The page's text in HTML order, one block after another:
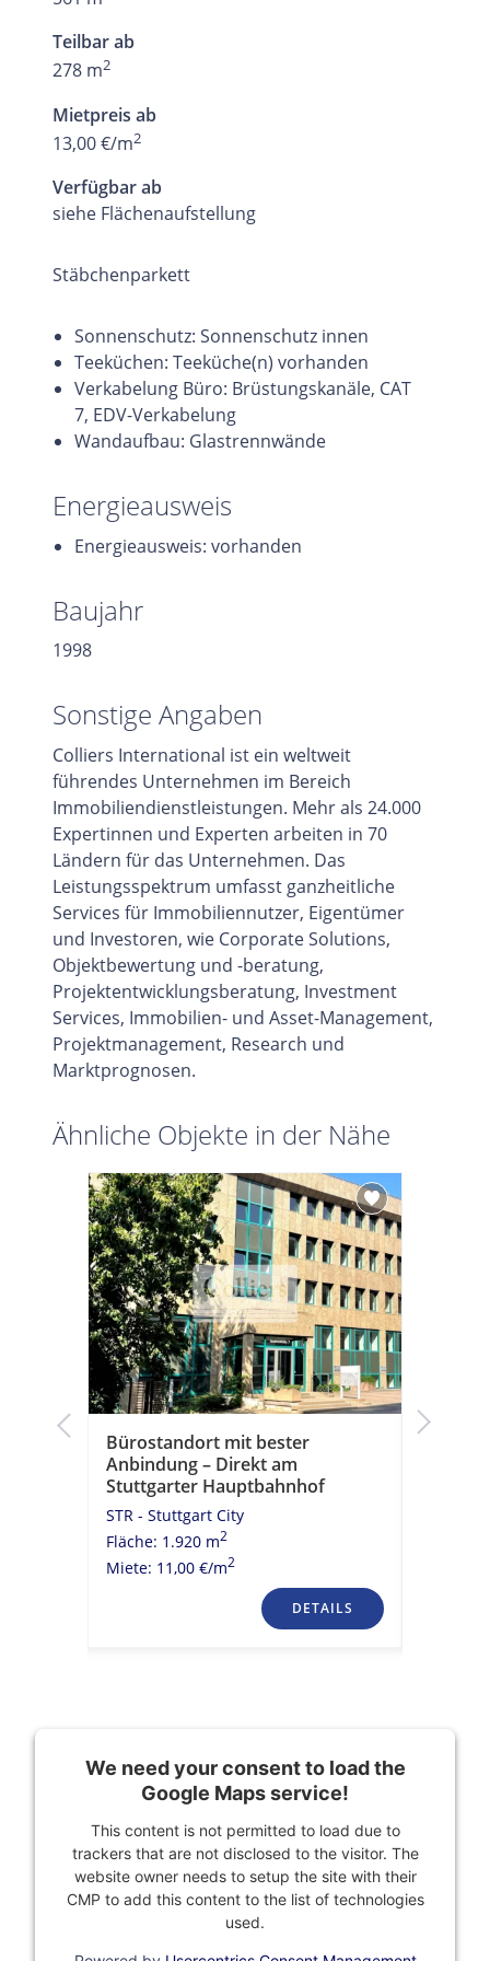
Teilbar ab
278 m2
Mietpreis ab
13,00 €/m2
Verfügbar ab
siehe Flächenaufstellung
Stäbchenparkett
Sonnenschutz: Sonnenschutz innen
Teeküchen: Teeküche(n) vorhanden
Verkabelung Büro: Brüstungskanäle, CAT
7, EDV-Verkabelung
Wandaufbau: Glastrennwände
Energieausweis
Energieausweis: vorhanden
Baujahr
1998
Sonstige Angaben
Colliers International ist ein weltweit
führendes Unternehmen im Bereich
Immobiliendienstleistungen. Mehr als 24.000
Expertinnen und Experten arbeiten in 70
Ländern für das Unternehmen. Das
Leistungsspektrum umfasst ganzheitliche
Services für Immobiliennutzer, Eigentümer
und Investoren, wie Corporate Solutions,
Objektbewertung und -beratung,
Projektentwicklungsberatung, Investment
Services, Immobilien- und Asset-Management,
Projektmanagement, Research und
Marktprognosen.
Ähnliche Objekte in der Nähe
Bürostandort mit bester
Anbindung – Direkt am
Stuttgarter Hauptbahnhof
STR - Stuttgart City
Fläche: 1.920 m2
Miete: 11,00 €/m2
DETAILS
We need your consent to load the
Google Maps service!
This content is not permitted to load due to
trackers that are not disclosed to the visitor. The
website owner needs to setup the site with their
CMP to add this content to the list of technologies
used.